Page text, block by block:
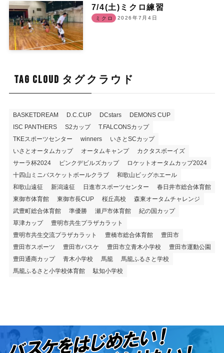
7/4(土)ミクロ練習
2026年7月4日
ミクロ
TAG CLOUD タグクラウド
BASKETDREAM D.C.CUP DCstars
DEMONS CUP
ISC PANTHERS
S2カップ
T.FALCONSカップ
TKEスポーツセンター
winners
いさとSCカップ
いさとオータムカップ
オータムキャンプ
カクタスボーイズ
サーラ杯2024
ピンクデビルズカップ
ロケットオータムカップ2024
十四山ミニバスケットボールクラブ
和歌山ビッグホエール
和歌山遠征
新潟遠征 日進市スポーツセンター
春日井市総合体育館
東御市体育館
東御市長CUP 桜丘高校
森東オータムチャレンジ
武豊町総合体育館
準優勝 瀬戸市体育館
紀の国カップ
草津カップ
豊明市共生プラザカラット
豊明市共生交流プラザカラット
豊橋市総合体育館
豊田市
豊田市スポーツ
豊田市バスケ 豊田市立青木小学校
豊田市運動公園
豊田通商カップ
青木小学校 馬籠
馬籠ふるさと学校
馬籠ふるさと小学校体育館
駄知小学校